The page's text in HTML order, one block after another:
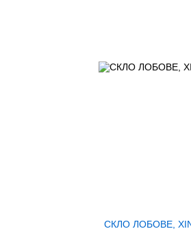
СКЛО ЛОБОВЕ,